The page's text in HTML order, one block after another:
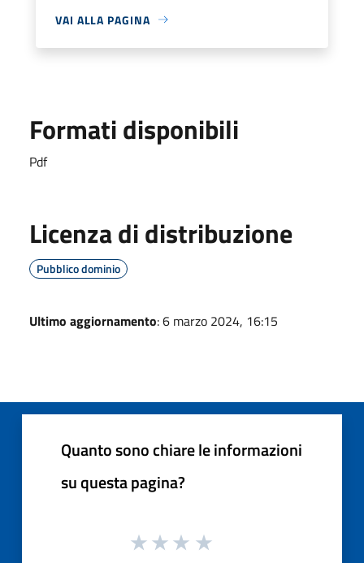
VAI ALLA PAGINA
Formati disponibili
Pdf
Licenza di distribuzione
Pubblico dominio
Ultimo aggiornamento: 6 marzo 2024, 16:15
Quanto sono chiare le informazioni
su questa pagina?